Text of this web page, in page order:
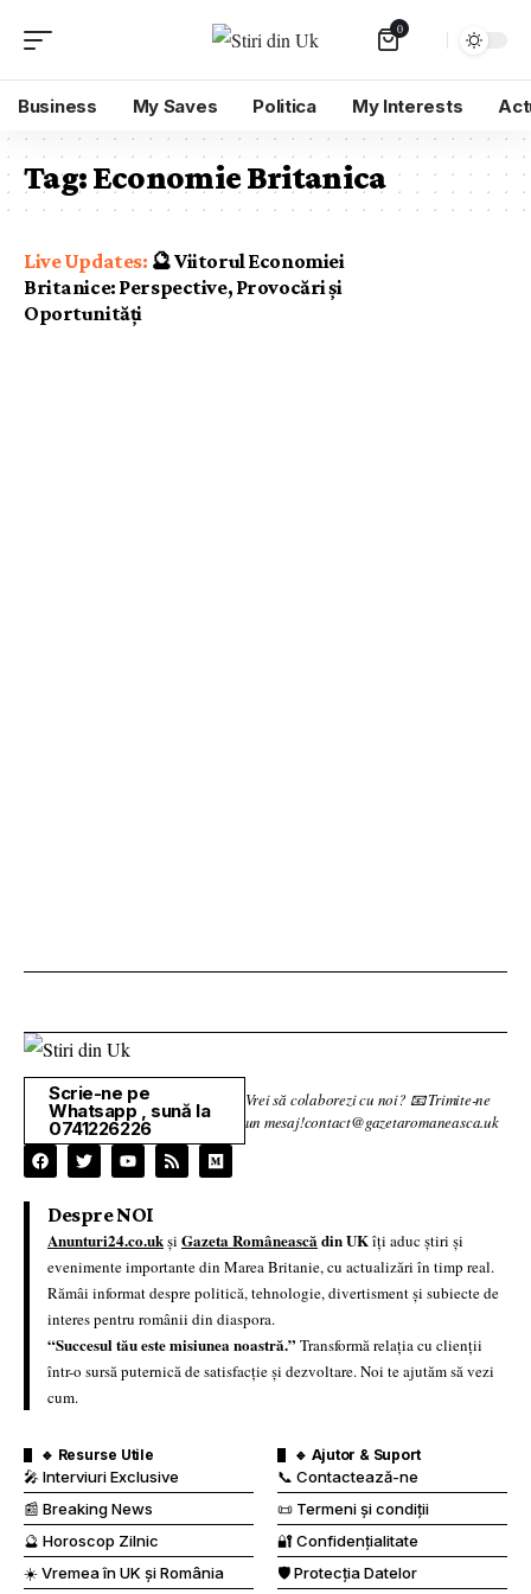
0
Business My Saves Politica My Interests
Tag:Economie Britanica
🔮 Viitorul Economiei
Britanice: Perspective, Provocări și
Oportunități
Scrie-ne pe
Whatsapp , sună la
0741226226
Vrei să colaborezi cu noi? 📧 Trimite-ne
un mesaj!contact@gazetaromaneasca.uk
Despre NOI
Anunturi24.co.ukși Gazeta Româneascădin UKîți aduc știri și
evenimente importante din Marea Britanie, cu actualizări în timp real.
Rămâi informat despre politică, tehnologie, divertisment și subiecte de
interes pentru românii din diaspora.
“Succesul tău este misiunea noastră.” Transformă relația cu clienții
într-o sursă puternică de satisfacție și dezvoltare. Noi te ajutăm să vezi
cum.
🔹 Resurse Utile
🎤 Interviuri Exclusive
📰 Breaking News
🔮 Horoscop Zilnic
☀️ Vremea în UK și România
🔹 Ajutor & Suport
📞 Contactează-ne
📜 Termeni și condiții
🔐 Confidențialitate
🛡️ Protecția Datelor